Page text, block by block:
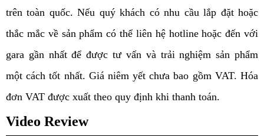
trên toàn quốc. Nếu quý khách có nhu cầu lắp đặt hoặc
thắc mắc về sản phẩm có thể liên hệ hotline hoặc đến với
gara gần nhất để được tư vấn và trải nghiệm sản phẩm
một cách tốt nhất. Giá niêm yết chưa bao gồm VAT. Hóa
đơn VAT được xuất theo quy định khi thanh toán.
Video Review